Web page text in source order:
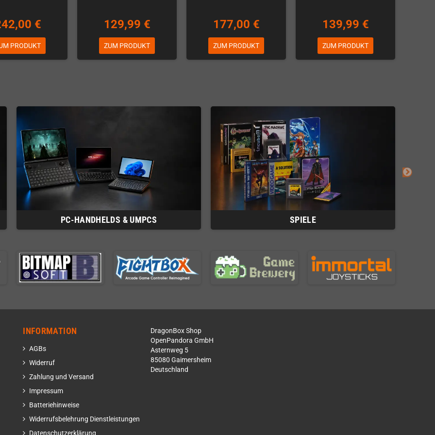
€
PRODUKT
129,99 €
ZUM PRODUKT
177,00 €
ZUM PRODUKT
139,99 €
ZUM PRODUKT
PC-HANDHELDS & UMPCS SPIELE
INFORMATION
AGBs
Widerruf
Zahlung und Versand
Impressum
Batteriehinweise
Widerrufsbelehrung Dienstleistungen
Datenschutzerklärung
DragonBox Shop
OpenPandora GmbH
Asternweg 5
85080 Gaimersheim
Deutschland